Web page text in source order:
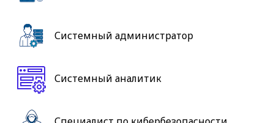
Системный администратор
Системный аналитик